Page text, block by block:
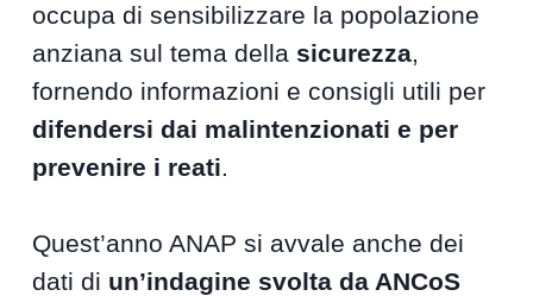
occupa di sensibilizzare la popolazione
anziana sul tema della sicurezza,
fornendo informazioni e consigli utili per
difendersi dai malintenzionati e per
prevenire i reati.
Quest’anno ANAP si avvale anche dei
dati di un’indagine svolta da ANCoS